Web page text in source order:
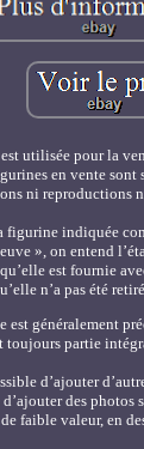
utilisée pour la
en vente
ni reproductions
figurine indiquée
», on entend
est fournie
n’a pas été
est généralement
toujours partie
d’ajouter
des photos
faible valeur, en